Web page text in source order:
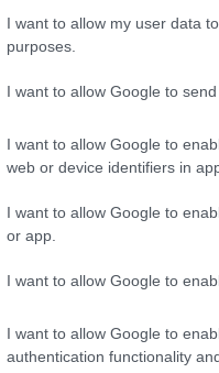
I want to allow my user data
purposes.
I want to allow Google to
I want to allow Google to
web or device identifiers in
I want to allow Google to
or app.
I want to allow Google to
I want to allow Google to
authentication functionality